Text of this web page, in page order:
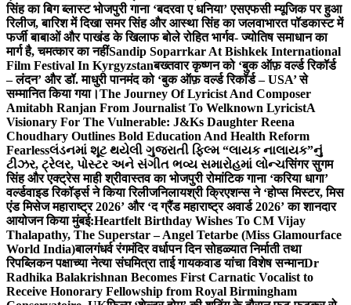
सिंह का बिग ब्लास्ट भोजपुरी गाना ‘बदरवा ए धनिया’ एसएफसी म्यूजिक पर हुआ
रिलीज, बारिश में दिखा समर सिंह और आस्था सिंह का जलवाभारत पॉडकास्ट में
फर्जी बाबाओं और पाखंड के खिलाफ बोले रोहित भार्गव- ज्योतिष समाधान का
मार्ग है, चमत्कार का नहींSandip Soparrkar At Bishkek International
Film Festival In Kyrgyzstanबख्तवार कृष्णन को ‘बुक ऑफ़ वर्ल्ड रिकॉर्ड
– लंदन’ और डॉ. माधुरी पानमंद को ‘बुक ऑफ़ वर्ल्ड रिकॉर्ड – USA’ से
सम्मानित किया गया।The Journey Of Lyricist And Composer
Amitabh Ranjan From Journalist To Welknown LyricistA
Visionary For The Vulnerable: J&Ks Daughter Reena
Choudhary Outlines Bold Education And Health Reform
Fearlessલંડનમાં શૂટ થયેલી ગુજરાતી ફિલ્મ “લાયક નાલાયક”નું
ટીઝર, ટ્રેલર, પોસ્ટર અને સંગીત ભવ્ય સમારોહમાં લોન્ચसिंगर सुगम
सिंह और एक्ट्रेस माही श्रीवास्तव का भोजपुरी रोमांटिक गाना ‘करिया धागा’
वर्ल्डवाइड रिकॉर्ड्स ने किया रिलीजनिलायश्री क्रिएशन्स ने ‘होप्स मिस्टर, मिस
एंड मिसेज महाराष्ट्र 2026’ और ‘द ग्रैंड महाराष्ट्र अवार्ड 2026’ का शानदार
आयोजन किया मुंबई:Heartfelt Birthday Wishes To CM Vijay
Thalapathy, The Superstar – Angel Tetarbe (Miss Glamourface
World India)बालगंधर्व रंगमंदिर वर्धापन दिन सोहळ्यात निर्माती तथा
रिपब्लिकन पक्षाच्या नेत्या संघमित्रा ताई गायकवाड यांचा विशेष सन्मानDr
Radhika Balakrishnan Becomes First Carnatic Vocalist to
Receive Honorary Fellowship from Royal Birmingham